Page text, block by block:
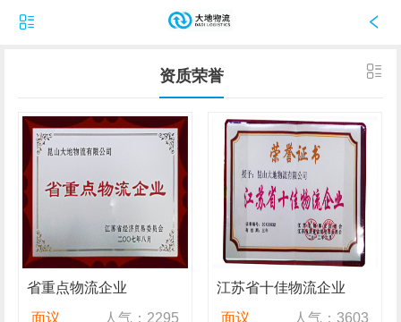
资质荣誉
省重点物流企业
人气：2295
面议
江苏省十佳物流企业
人气：3603
面议